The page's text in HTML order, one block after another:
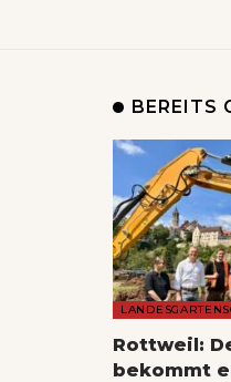
BEREITS
Rottweil:
bekommt